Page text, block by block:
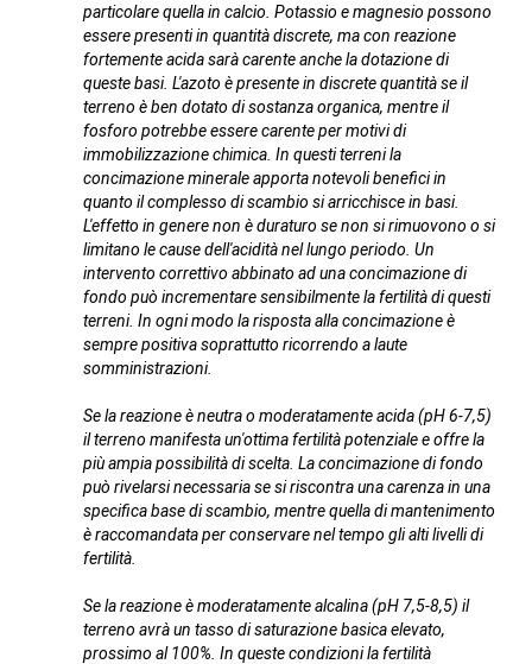
particolare quella in calcio. Potassio e magnesio possono
essere presenti in quantità discrete, ma con reazione
fortemente acida sarà carente anche la dotazione di
queste basi. L'azoto è presente in discrete quantità se il
terreno è ben dotato di sostanza organica, mentre il
fosforo potrebbe essere carente per motivi di
immobilizzazione chimica. In questi terreni la
concimazione minerale apporta notevoli benefici in
quanto il complesso di scambio si arricchisce in basi.
L'effetto in genere non è duraturo se non si rimuovono o si
limitano le cause dell'acidità nel lungo periodo. Un
intervento correttivo abbinato ad una concimazione di
fondo può incrementare sensibilmente la fertilità di questi
terreni. In ogni modo la risposta alla concimazione è
sempre positiva soprattutto ricorrendo a laute
somministrazioni.
Se la reazione è neutra o moderatamente acida (pH 6-7,5)
il terreno manifesta un'ottima fertilità potenziale e offre la
più ampia possibilità di scelta. La concimazione di fondo
può rivelarsi necessaria se si riscontra una carenza in una
specifica base di scambio, mentre quella di mantenimento
è raccomandata per conservare nel tempo gli alti livelli di
fertilità.
Se la reazione è moderatamente alcalina (pH 7,5-8,5) il
terreno avrà un tasso di saturazione basica elevato,
prossimo al 100%. In queste condizioni la fertilità